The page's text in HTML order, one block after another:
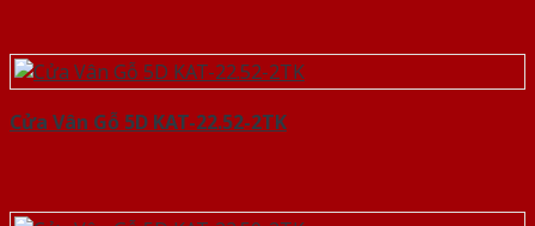
Cửa Vân Gỗ 5D KAT-22.52-2TK